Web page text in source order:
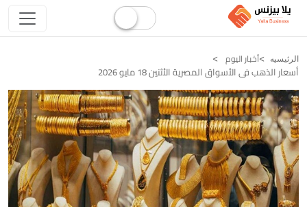
الرئيسيه أخبار اليوم
أسعار الذهب فى الأسواق المصرية الأثنين 18 مايو 2026